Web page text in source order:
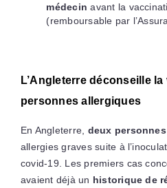
médecin avant la
(remboursable par
L’Angleterre déconseille
personnes allergiques
En Angleterre, deux personnes
allergies graves suite à
covid-19. Les premiers cas
avaient déjà un historique de